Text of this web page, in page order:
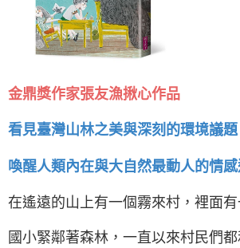
金鼎獎作家張友漁揪心作品
看見臺灣山林之美與深刻的環境議題
喚醒人類內在與大自然最動人的情
在遙遠的山上有一個霧來村，裡面有
國小緊鄰著森林，一直以來村民們